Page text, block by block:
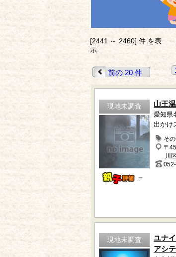
[2441 ～ 2460] 件 を表
示
前の 20 件
現地未調査
－
山王
愛知県
出かけ
そ
〒
川
現地未調査
ユナ
アシ